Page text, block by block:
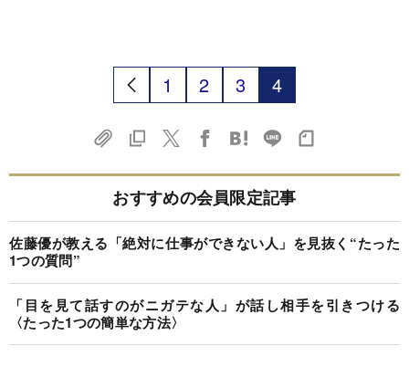
1 2 3 4
おすすめの会員限定記事
佐藤優が教える「絶対に仕事ができない人」を見抜く“たった
1つの質問”
「目を見て話すのがニガテな人」が話し相手を引きつける
〈たった1つの簡単な方法〉